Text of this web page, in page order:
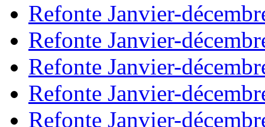
Refonte Janvier-
Refonte Janvier-
Refonte Janvier-
Refonte Janvier-
Refonte Janvier-